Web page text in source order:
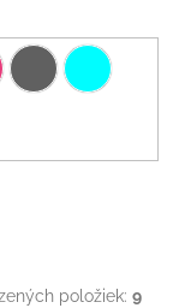
položiek:9